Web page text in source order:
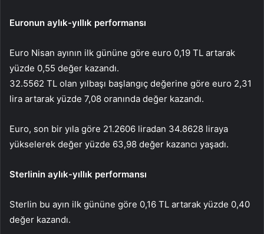
Euronun aylık-yıllık performansı
Euro Nisan ayının ilk gününe göre euro 0,19 TL artarak
yüzde 0,55 değer kazandı.
32.5562 TL olan yılbaşı başlangıç değerine göre euro 2,31
lira artarak yüzde 7,08 oranında değer kazandı.
Euro, son bir yıla göre 21.2606 liradan 34.8628 liraya
yükselerek değer yüzde 63,98 değer kazancı yaşadı.
Sterlinin aylık-yıllık performansı
Sterlin bu ayın ilk gününe göre 0,16 TL artarak yüzde 0,40
değer kazandı.